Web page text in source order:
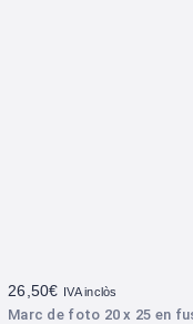
Marc de foto 20 x 25 en
26,50€ IVA inclòs